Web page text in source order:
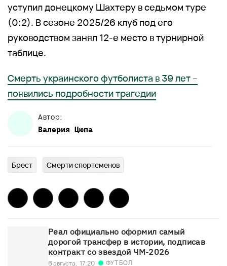
уступил донецкому Шахтеру в седьмом туре
(0:2). В сезоне 2025/26 клуб под его
руководством занял 12-е место в турнирной
таблице.
Смерть украинского футболиста в 39 лет –
появились подробности трагедии
Автор:
Валерия Цюпа
Брест Смерти спортсменов
Реал официально оформил самый
дорогой трансфер в истории, подписав
контракт со звездой ЧМ-2026
6 августа, 17:20 ФУТБОЛ